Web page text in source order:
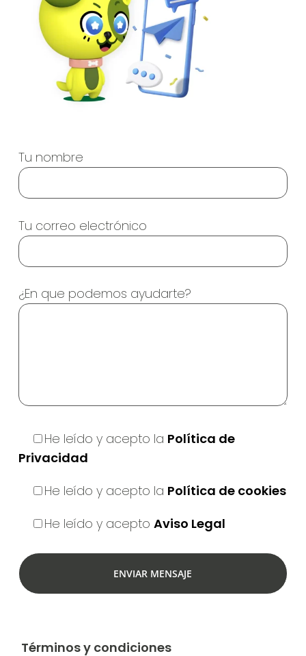
Tu nombre
Tu correo electrónico
¿En que podemos ayudarte?
He leído y acepto la Política de
Privacidad
He leído y acepto la Política de cookies
He leído y acepto Aviso Legal
Términos y condiciones